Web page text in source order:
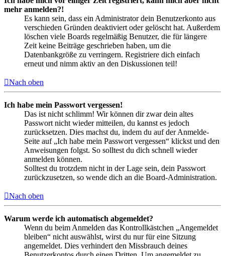
mehr anmelden?!
Es kann sein, dass ein Administrator dein Benutzerkonto aus
verschieden Gründen deaktiviert oder gelöscht hat. Außerdem
löschen viele Boards regelmäßig Benutzer, die für längere
Zeit keine Beiträge geschrieben haben, um die
Datenbankgröße zu verringern. Registriere dich einfach
erneut und nimm aktiv an den Diskussionen teil!
Nach oben
Ich habe mein Passwort vergessen!
Das ist nicht schlimm! Wir können dir zwar dein altes
Passwort nicht wieder mitteilen, du kannst es jedoch
zurücksetzen. Dies machst du, indem du auf der Anmelde-
Seite auf „Ich habe mein Passwort vergessen“ klickst und den
Anweisungen folgst. So solltest du dich schnell wieder
anmelden können.
Solltest du trotzdem nicht in der Lage sein, dein Passwort
zurückzusetzen, so wende dich an die Board-Administration.
Nach oben
Warum werde ich automatisch abgemeldet?
Wenn du beim Anmelden das Kontrollkästchen „Angemeldet
bleiben“ nicht auswählst, wirst du nur für eine Sitzung
angemeldet. Dies verhindert den Missbrauch deines